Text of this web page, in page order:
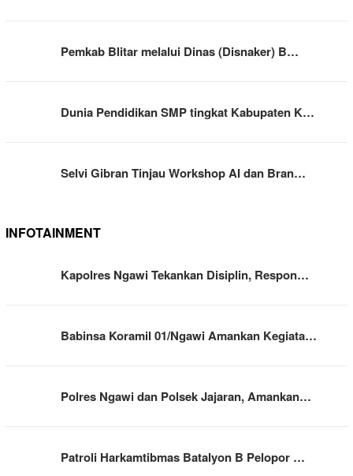
Pemkab Blitar melalui Dinas (Disnaker) B…
Dunia Pendidikan SMP tingkat Kabupaten K…
Selvi Gibran Tinjau Workshop AI dan Bran…
INFOTAINMENT
Kapolres Ngawi Tekankan Disiplin, Respon…
Babinsa Koramil 01/Ngawi Amankan Kegiata…
Polres Ngawi dan Polsek Jajaran, Amankan…
Patroli Harkamtibmas Batalyon B Pelopor …